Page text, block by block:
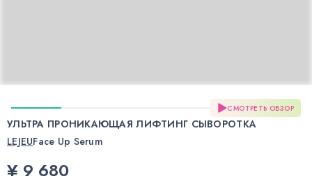
СМОТРЕТЬ ОБЗОР
УЛЬТРА ПРОНИКАЮЩАЯ ЛИФТИНГ СЫВОРОТКА
LEJEUFace Up Serum
¥ 9 680